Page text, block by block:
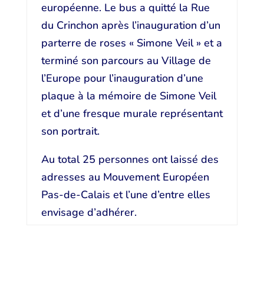
européenne. Le bus a quitté la Rue
du Crinchon après l’inauguration d’un
parterre de roses « Simone Veil » et a
terminé son parcours au Village de
l’Europe pour l’inauguration d’une
plaque à la mémoire de Simone Veil
et d’une fresque murale représentant
son portrait.
Au total 25 personnes ont laissé des
adresses au Mouvement Européen
Pas-de-Calais et l’une d’entre elles
envisage d’adhérer.